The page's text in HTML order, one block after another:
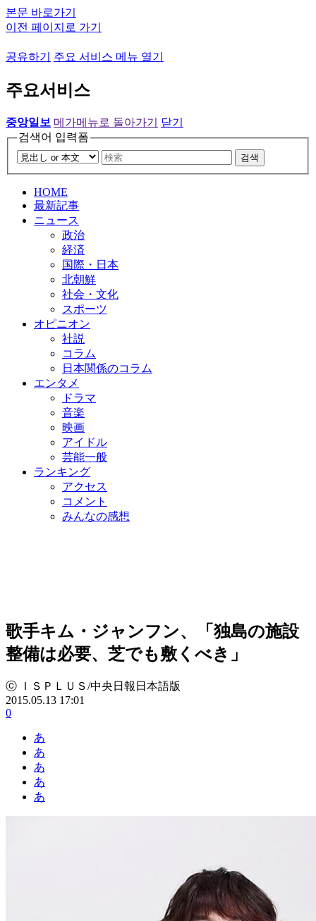
본문 바로가기
이전 페이지로 가기
공유하기 주요 서비스 메뉴 열기
주요서비스
중앙일보 메가메뉴로 돌아가기
닫기
검색어 입력폼
검색
HOME
最新記事
ニュース
政治
経済
国際・日本
北朝鮮
社会・文化
スポーツ
オピニオン
社説
コラム
日本関係のコラム
エンタメ
ドラマ
音楽
映画
アイドル
芸能一般
ランキング
アクセス
コメント
みんなの感想
歌手キム・ジャンフン、「独島の施設
整備は必要、芝でも敷くべき」
ⓒ ＩＳＰＬＵＳ/中央日報日本語版
2015.05.13 17:01
0
あ
あ
あ
あ
あ